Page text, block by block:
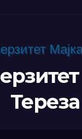
Тереза